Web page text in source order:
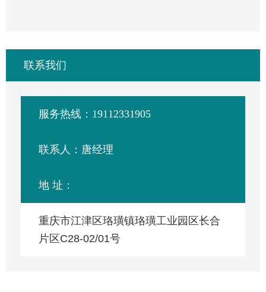
联系我们
服务热线：19112331905
联系人：唐经理
地 址：
重庆市江津区珞璜镇珞璜工业园区长合
片区C28-02/01号